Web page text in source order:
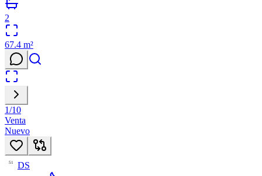
2
67.4 m²
1/10
Venta
Nuevo
51 DS